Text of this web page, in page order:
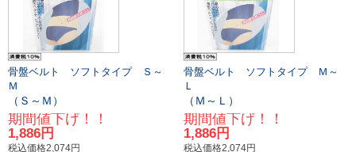
骨盤ベルト ソフトタイプ Ｓ～
Ｍ
（Ｓ～Ｍ）
期間値下げ！！
1,886円
税込価格2,074円
骨盤ベルト ソフトタイプ Ｍ～
Ｌ
（Ｍ～Ｌ）
期間値下げ！！
1,886円
税込価格2,074円